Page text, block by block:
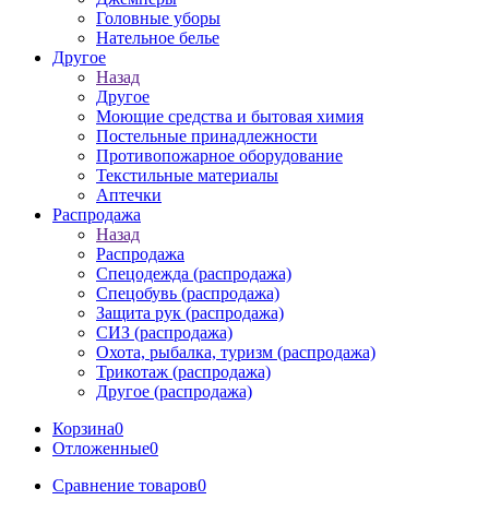
Головные уборы
Нательное белье
Другое
Назад
Другое
Моющие средства и бытовая химия
Постельные принадлежности
Противопожарное оборудование
Текстильные материалы
Аптечки
Распродажа
Назад
Распродажа
Спецодежда (распродажа)
Спецобувь (распродажа)
Защита рук (распродажа)
СИЗ (распродажа)
Охота, рыбалка, туризм (распродажа)
Трикотаж (распродажа)
Другое (распродажа)
Корзина0
Отложенные0
Сравнение товаров0